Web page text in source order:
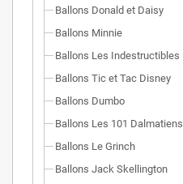
Ballons Donald et Daisy
Ballons Minnie
Ballons Les Indestructibles
Ballons Tic et Tac Disney
Ballons Dumbo
Ballons Les 101 Dalmatiens
Ballons Le Grinch
Ballons Jack Skellington